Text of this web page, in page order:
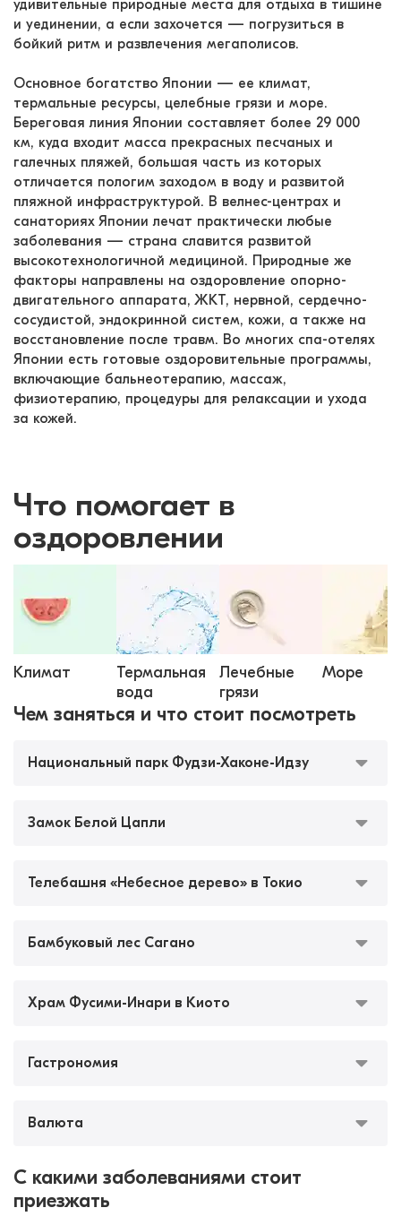
удивительные природные места для отдыха в тишине
и уединении, а если захочется — погрузиться в
бойкий ритм и развлечения мегаполисов.
Основное богатство Японии — ее климат,
термальные ресурсы, целебные грязи и море.
Береговая линия Японии составляет более 29 000
км, куда входит масса прекрасных песчаных и
галечных пляжей, большая часть из которых
отличается пологим заходом в воду и развитой
пляжной инфраструктурой. В велнес-центрах и
санаториях Японии лечат практически любые
заболевания — страна славится развитой
высокотехнологичной медициной. Природные же
факторы направлены на оздоровление опорно-
двигательного аппарата, ЖКТ, нервной, сердечно-
сосудистой, эндокринной систем, кожи, а также на
восстановление после травм. Во многих спа-отелях
Японии есть готовые оздоровительные программы,
включающие бальнеотерапию, массаж,
физиотерапию, процедуры для релаксации и ухода
за кожей.
Что помогает в
оздоровлении
Климат
Термальная
вода
Лечебные
грязи
Море
Чем заняться и что стоит посмотреть
Национальный парк Фудзи-Хаконе-Идзу
Замок Белой Цапли
Телебашня «Небесное дерево» в Токио
Бамбуковый лес Сагано
Храм Фусими-Инари в Киото
Гастрономия
Валюта
С какими заболеваниями стоит
приезжать